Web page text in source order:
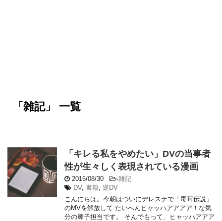
「雑記」 一覧
「キレる私をやめたい」DVの当事者
性が生々しく表現されている漫画
2016/08/30 -雑記
DV, 書籍, 逆DV
こんにちは。今朝はついにデレステで「毒茸伝説」
のMVを解放して たいへんヒャッハアアアア！な気
分の輝子担当です。 そんでもって、ヒャッハアアア